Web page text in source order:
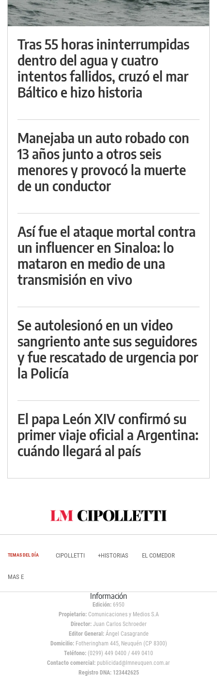
Tras 55 horas ininterrumpidas
dentro del agua y cuatro
intentos fallidos, cruzó el mar
Báltico e hizo historia
Manejaba un auto robado con
13 años junto a otros seis
menores y provocó la muerte
de un conductor
Así fue el ataque mortal contra
un influencer en Sinaloa: lo
mataron en medio de una
transmisión en vivo
Se autolesionó en un video
sangriento ante sus seguidores
y fue rescatado de urgencia por
la Policía
El papa León XIV confirmó su
primer viaje oficial a Argentina:
cuándo llegará al país
TEMAS DEL DÍA CIPOLLETTI +HISTORIAS EL COMEDOR
MAS E
Información
Edición: 6950
Propietario:Comunicaciones y Medios S.A
Director: Juan Carlos Schroeder
Editor General:Ángel Casagrande
Domicilio:Fotheringham 445, Neuquén (CP 8300)
Teléfono: (0299) 449 0400 / 449 0410
Contacto comercial: publicidad@lmneuquen.com.ar
Registro DNA: 123442625